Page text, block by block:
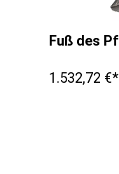
1.532,72 €*